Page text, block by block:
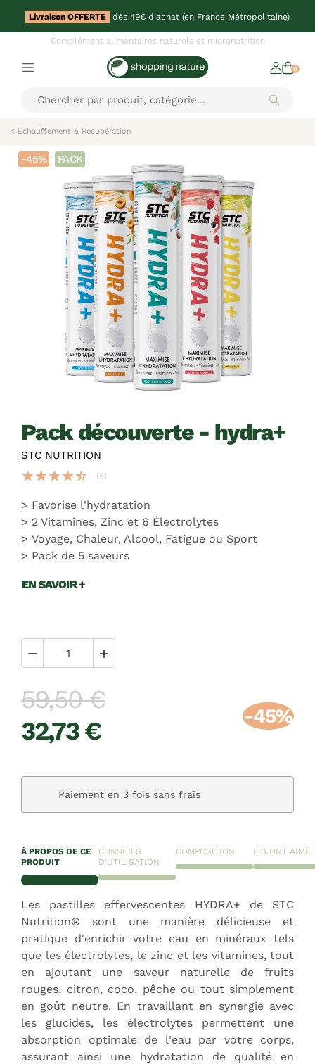
Livraison OFFERTE dès 49€ d'achat (en France Métropolitaine)
Complément alimentaires naturels et micronutrition
0
< Echauffement & Récupération
pack découverte - hydra+
STC NUTRITION
star star star star star_half (6)
Favorise l'hydratation
2 Vitamines, Zinc et 6 Électrolytes
Voyage, Chaleur, Alcool, Fatigue ou Sport
Pack de 5 saveurs
EN SAVOIR +
 
59,50 €
32,73 €
-45%
Paiement sécurisé
-45% PACK
À PROPOS DE CE
PRODUIT
CONSEILS
D'UTILISATION
COMPOSITION ILS ONT AIMÉ
Les pastilles effervescentes HYDRA+ de STC
Nutrition® sont une manière délicieuse et
pratique d'enrichir votre eau en minéraux tels
que les électrolytes, le zinc et les vitamines, tout
en ajoutant une saveur naturelle de fruits
rouges, citron, coco, pêche ou tout simplement
en goût neutre. En travaillant en synergie avec
les glucides, les électrolytes permettent une
absorption optimale de l'eau par votre corps,
assurant ainsi une hydratation de qualité en